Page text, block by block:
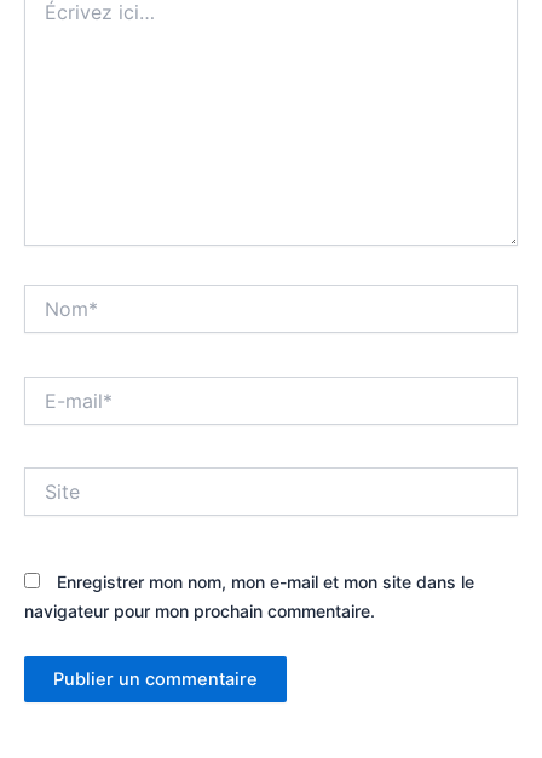
ici…
mail*
Enregistrer mon nom, mon e-mail et mon site dans le
navigateur pour mon prochain commentaire.